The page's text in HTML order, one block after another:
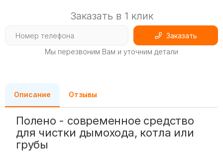
Заказать в 1 клик
Заказать
Мы перезвоним Вам и уточним детали
Описание Отзывы
Полено - современное средство
для чистки дымохода, котла или
грубы